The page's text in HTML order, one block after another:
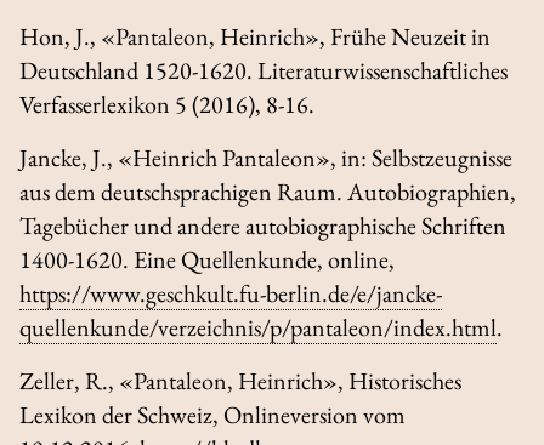
Hon, J., «Pantaleon, Heinrich»,Frühe Neuzeit in
Deutschland 1520-1620.Literaturwissenschaftliches
Verfasserlexikon 5 (2016), 8-16.
Jancke, J., «Heinrich Pantaleon», in:Selbstzeugnisse
aus dem deutschsprachigen Raum.Autobiographien,
Tagebücher und andere autobiographische Schriften
1400-1620. Eine Quellenkunde, online,
https://www.geschkult.fu-berlin.de/e/jancke-
quellenkunde/verzeichnis/p/pantaleon/index.html.
Zeller, R., «Pantaleon, Heinrich», Historisches
Lexikon der Schweiz, Onlineversion vom